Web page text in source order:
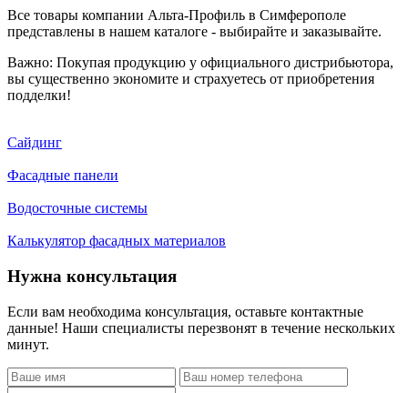
Все товары компании Альта-Профиль в Симферополе
представлены в нашем каталоге - выбирайте и заказывайте.
Важно: Покупая продукцию у официального дистрибьютора,
вы существенно экономите и страхуетесь от приобретения
подделки!
Сайдинг
Фасадные панели
Водосточные системы
Калькулятор фасадных материалов
Нужна консультация
Если вам необходима консультация, оставьте контактные
данные! Наши специалисты перезвонят в течение нескольких
минут.